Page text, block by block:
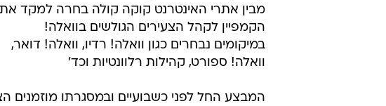
מבין אתרי האינטרנט קוקה קולה בחרה למקד את
הקמפיין לקהל הצעירים הגולשים בוואלה!
במיקומים נבחרים כגון וואלה! רדיו, וואלה! דואר,
וואלה! ספורט, קהילות רלוונטיות וכד'
המבצע החל לפני כשבועיים ובמסגרתו